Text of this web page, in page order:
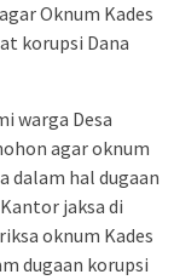
Oknum Kades
korupsi Dana
warga Desa
agar oknum
dalam hal dugaan
jaksa di
oknum Kades
dugaan korupsi